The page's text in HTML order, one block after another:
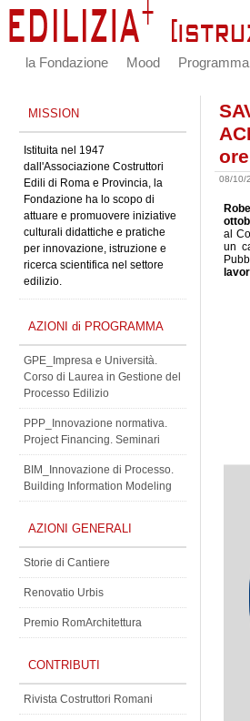
la Fondazione Mood Programma
08/10/
al
un
MISSION
Istituita nel 1947
dall'Associazione Costruttori
Edili di Roma e Provincia, la
Fondazione ha lo scopo di
attuare e promuovere iniziative
culturali didattiche e pratiche
per innovazione, istruzione e
ricerca scientifica nel settore
edilizio.
AZIONI di PROGRAMMA
GPE_Impresa e Università.
Corso di Laurea in Gestione del
Processo Edilizio
PPP_Innovazione normativa.
Project Financing. Seminari
BIM_Innovazione di Processo.
Building Information Modeling
AZIONI GENERALI
Storie di Cantiere
Renovatio Urbis
Premio RomArchitettura
CONTRIBUTI
Rivista Costruttori Romani